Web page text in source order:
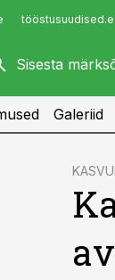
Galeriid